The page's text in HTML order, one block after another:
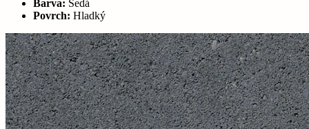
Barva: Šedá
Povrch: Hladký